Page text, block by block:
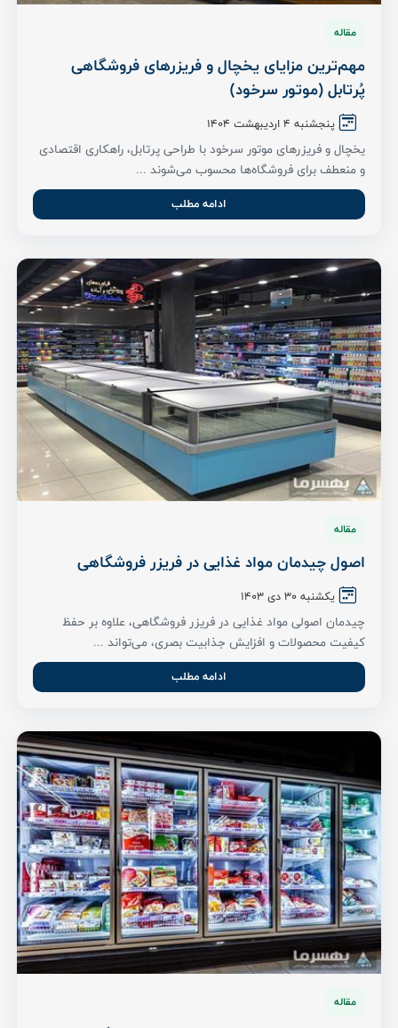
مقاله
مهم‌ترین مزایای یخچال و فریزرهای فروشگاهی
پُرتابل (موتور سرخود)
پنجشنبه 4 اردیبهشت ۱۴۰۴
یخچال و فریزرهای موتور سرخود با طراحی پرتابل، راهکاری اقتصادی
و منعطف برای فروشگاه‌ها محسوب می‌شوند ...
ادامه مطلب
مقاله
اصول چیدمان مواد غذایی در فریزر فروشگاهی
یکشنبه 30 دی ۱۴۰۳
چیدمان اصولی مواد غذایی در فریزر فروشگاهی، علاوه بر حفظ
کیفیت محصولات و افزایش جذابیت بصری، می‌تواند ...
ادامه مطلب
مقاله